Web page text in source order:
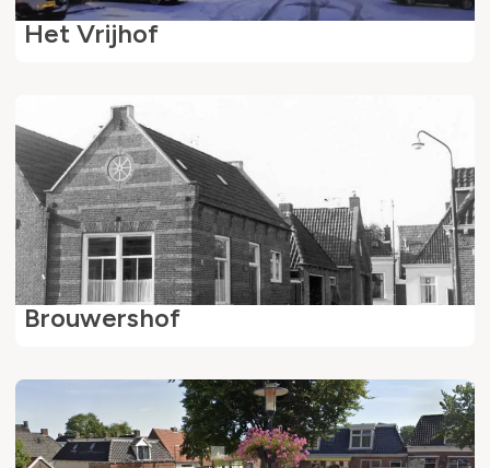
Het Vrijhof
Brouwershof